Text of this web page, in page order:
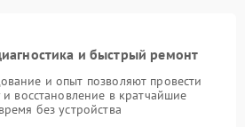
и быстрый ремонт
и опыт позволяют провести
и восстановление в кратчайшие
без устройства